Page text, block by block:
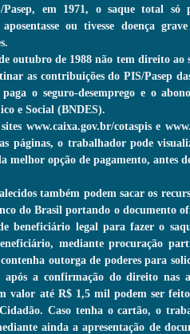
Pasep, em 1971, o saque total
ou tivesse doença
outubro de 1988 não tem direito ao
as contribuições do PIS/Pasep
o seguro-desemprego e o
e Social (BNDES).
www.caixa.gov.br/cotaspis e
páginas, o trabalhador pode
melhor opção de pagamento, antes
também podem sacar os
do Brasil portando o documento
beneficiário legal para fazer o
mediante procuração
outorga de poderes para
após a confirmação do direito nas
valor até R$ 1,5 mil podem ser
Caso tenha o cartão, o
ainda a apresentação de